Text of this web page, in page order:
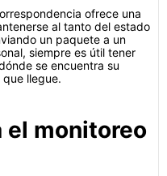
ofrece una
al tanto del estado
un paquete a un
siempre es útil tener
se encuentra su
llegue.
el monitoreo